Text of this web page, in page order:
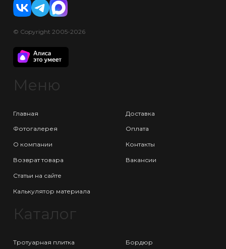
© Copyright 2005-2026
Меню
Главная
Фотогалерея
О компании
Возврат товара
Статьи на сайте
Калькулятор материала
Доставка
Оплата
Контакты
Вакансии
Каталог
Тротуарная плитка Бордюр